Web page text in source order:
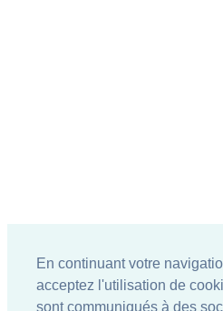
En continuant votre
acceptez l'utilisation de
sont communiqués à des